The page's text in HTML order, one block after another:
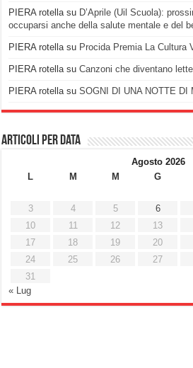
PIERA rotella su D’Aprile (Uil Scuola):
occuparsi anche della salute mentale e del
PIERA rotella su Procida Premia La Cultura
PIERA rotella suCanzoni che diventano
PIERA rotella suSOGNI DI UNA NOTTE DI
Articoli per data
Agosto 2026
L
M M G
3
4 5 6
10
11 12 13
17
18 19 20
24
25 26 27
31
« Lug